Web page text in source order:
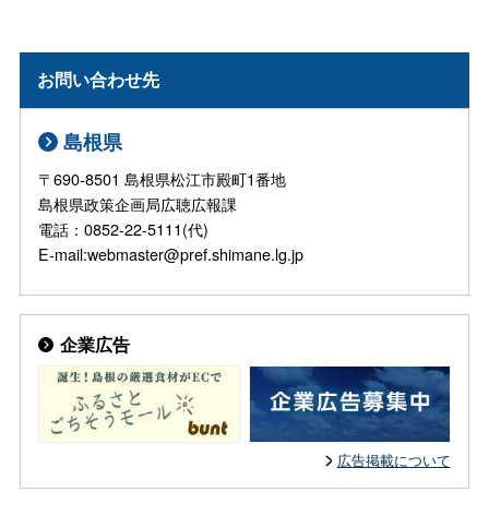
お問い合わせ先
島根県
〒690-8501 島根県松江市殿町1番地
島根県政策企画局広聴広報課
電話：0852-22-5111(代)
E-mail:webmaster@pref.shimane.lg.jp
企業広告
広告掲載について